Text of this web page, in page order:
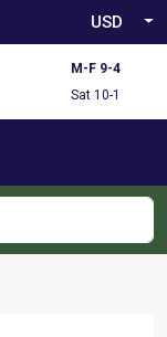
USD
M-F 9-4
Sat 10-1